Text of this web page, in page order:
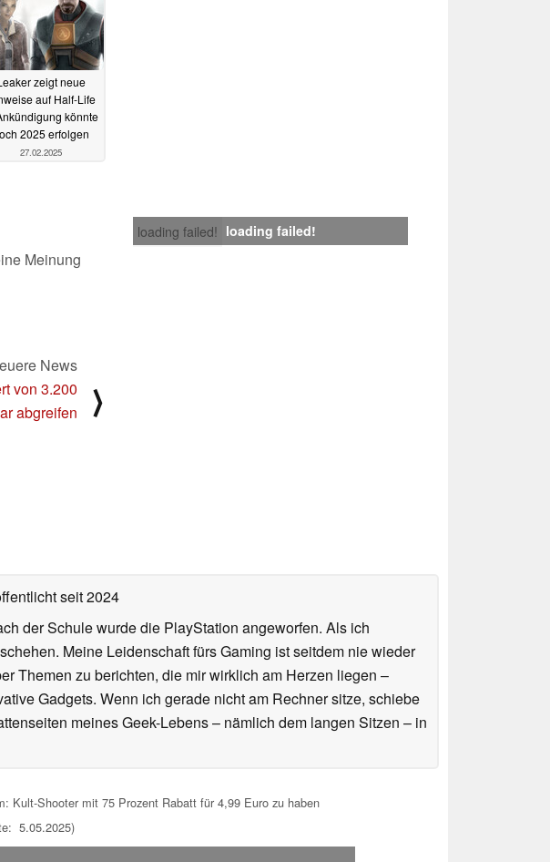
zeigt neue
auf Half-Life
könnte
2025 erfolgen
27.02.2025
loading failed! loading failed!
Meinung
News
von 3.200
abgreifen
⟩
seit 2024
der Schule wurde die PlayStation angeworfen. Als ich
Meine Leidenschaft fürs Gaming ist seitdem nie wieder
Themen zu berichten, die mir wirklich am Herzen liegen –
Gadgets. Wenn ich gerade nicht am Rechner sitze, schiebe
meines Geek-Lebens – nämlich dem langen Sitzen – in
Kult-Shooter mit 75 Prozent Rabatt für 4,99 Euro zu haben
5.05.2025)